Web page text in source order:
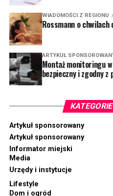
WIADOMOŚCI Z REGIONU
Rossmann o chwilach
ARTYKUŁ
Montaż monitoringu
bezpieczny i zgodny
Artykuł sponsorowany
Artykuł sponsorowany
Informator miejski
Media
Urzędy i instytucje
Lifestyle
Dom i ogród